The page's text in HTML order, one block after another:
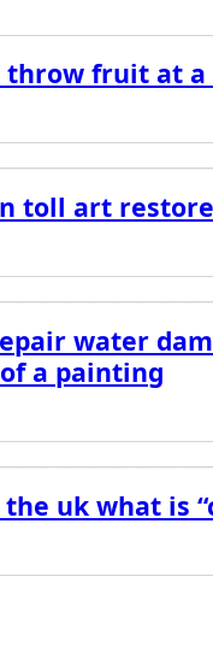
throw fruit at a
toll art
water
a painting
uk what is